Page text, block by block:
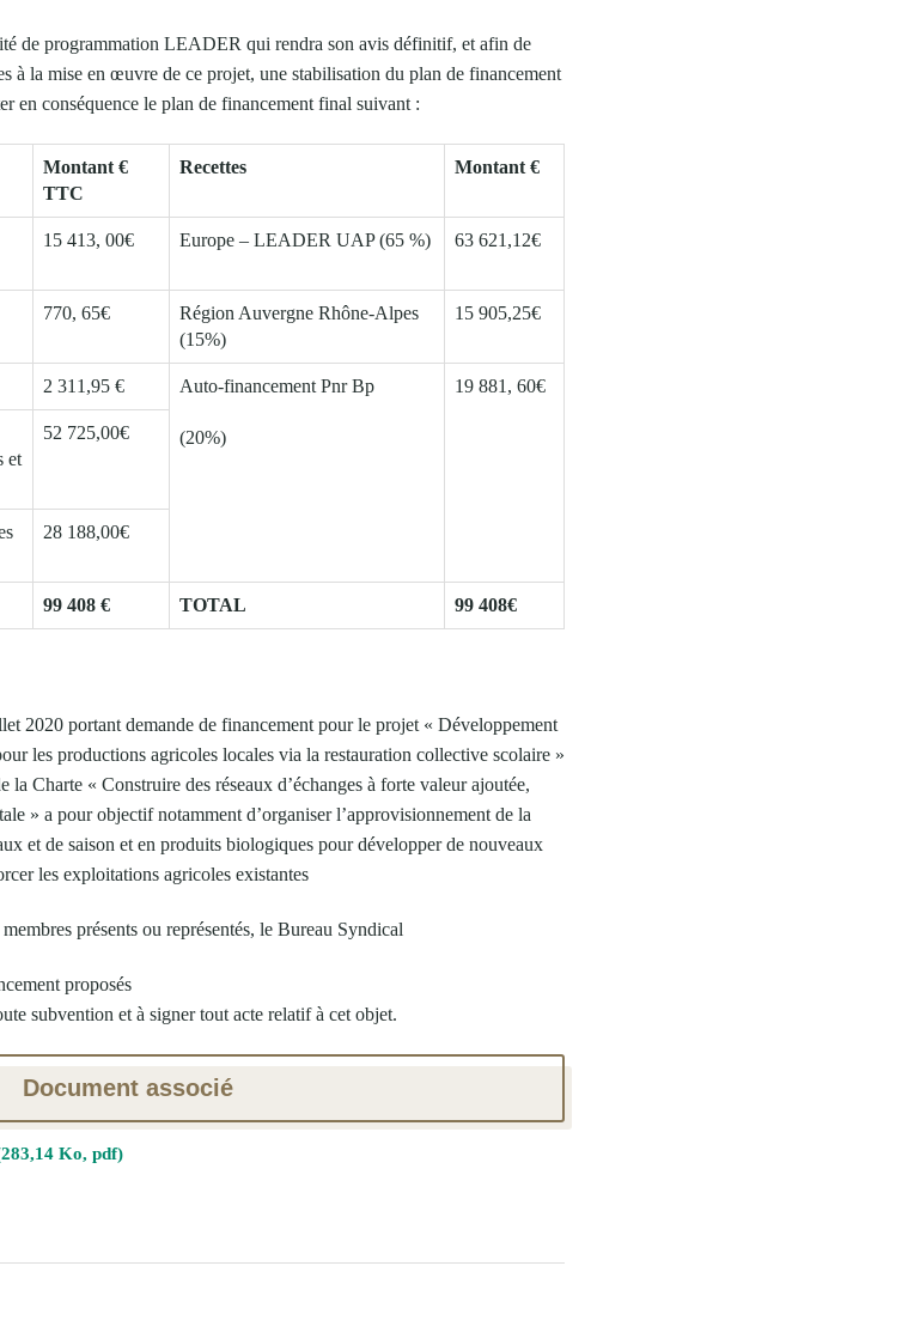
de programmation LEADER qui rendra son avis définitif, et afin de
à la mise en œuvre de ce projet, une stabilisation du plan de financement
en conséquence le plan de financement final suivant :
Montant €
TTC
Recettes Montant €
15 413, 00€ Europe – LEADER UAP (65 %) 63 621,12€
770, 65€
Région Auvergne Rhône-Alpes
(15%)
15 905,25€
2 311,95 € Auto-financement Pnr Bp
(20%)
19 881, 60€
et
52 725,00€
28 188,00€
99 408 € TOTAL 99 408€
2020 portant demande de financement pour le projet « Développement
les productions agricoles locales via la restauration collective scolaire »
la Charte « Construire des réseaux d’échanges à forte valeur ajoutée,
» a pour objectif notamment d’organiser l’approvisionnement de la
et de saison et en produits biologiques pour développer de nouveaux
les exploitations agricoles existantes
présents ou représentés, le Bureau Syndical
proposés
subvention et à signer tout acte relatif à cet objet.
Document associé
283,14 Ko, pdf